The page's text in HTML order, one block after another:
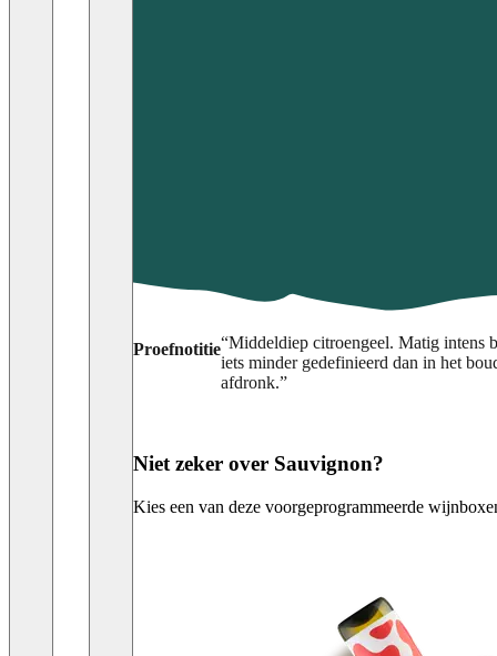
Proefnotitie“Middeldiep citroengeel. Matig intens
iets minder gedefinieerd dan in het
afdronk.”
Niet zeker over Sauvignon?
Kies een van deze voorgeprogrammeerde